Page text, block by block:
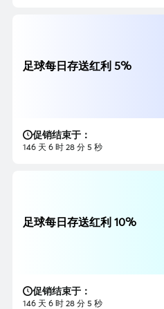
足球每日存送红利 5%
促销结束于：
146 天 6 时 28 分 3 秒
足球每日存送红利 10%
促销结束于：
146 天 6 时 28 分 3 秒